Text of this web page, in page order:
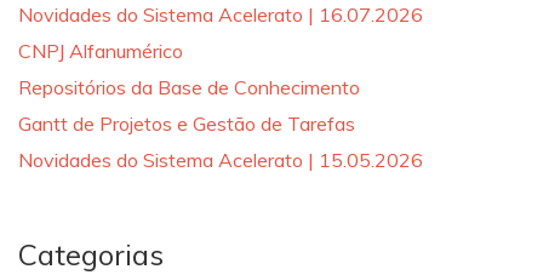
Novidades do Sistema Acelerato | 16.07.2026
CNPJ Alfanumérico
Repositórios da Base de Conhecimento
Gantt de Projetos e Gestão de Tarefas
Novidades do Sistema Acelerato | 15.05.2026
Categorias